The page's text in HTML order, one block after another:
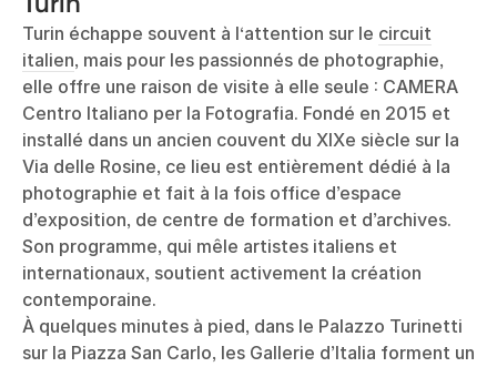
Turin échappe souvent à l‘attention sur le circuit
italien, mais pour les passionnés de photographie,
elle offre une raison de visite à elle seule : CAMERA
Centro Italiano per la Fotografia. Fondé en 2015 et
installé dans un ancien couvent du XIXe siècle sur la
Via delle Rosine, ce lieu est entièrement dédié à la
photographie et fait à la fois office d’espace
d’exposition, de centre de formation et d’archives.
Son programme, qui mêle artistes italiens et
internationaux, soutient activement la création
contemporaine.
À quelques minutes à pied, dans le Palazzo Turinetti
sur la Piazza San Carlo, les Gallerie d’Italia forment un